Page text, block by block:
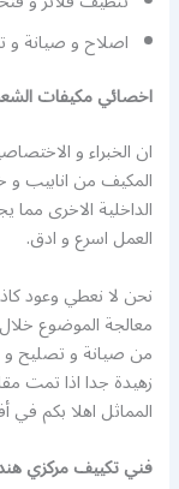
اصلاح و صيانة
اخصائي مكيفات
ان الخبراء و
المكيف من انابيب
الداخلية الاخرى
العمل اسرع و ادق.
نحن لا نعطي وعود
معالجة الموضوع
من صيانة و تصليح و
زهيدة جدا اذا تمت
المماثل اهلا بكم
فني تكييف مركزي